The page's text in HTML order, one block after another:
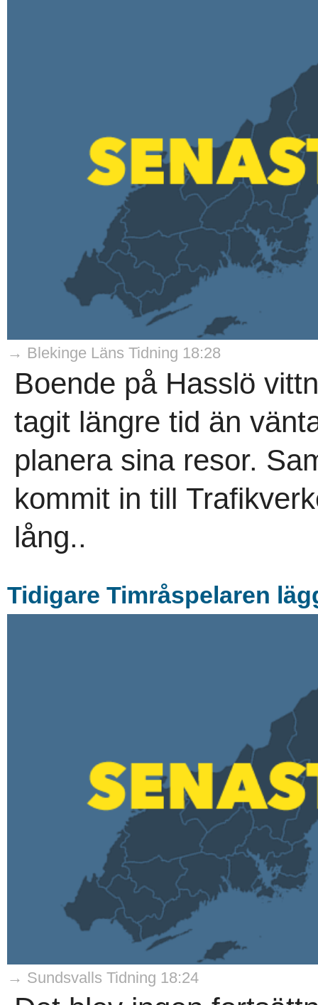
→ Blekinge Läns Tidning 18:28
Boende på Hasslö
tagit längre tid än
planera sina resor.
kommit in till
lång..
Tidigare Timråspelaren
→ Sundsvalls Tidning 18:24